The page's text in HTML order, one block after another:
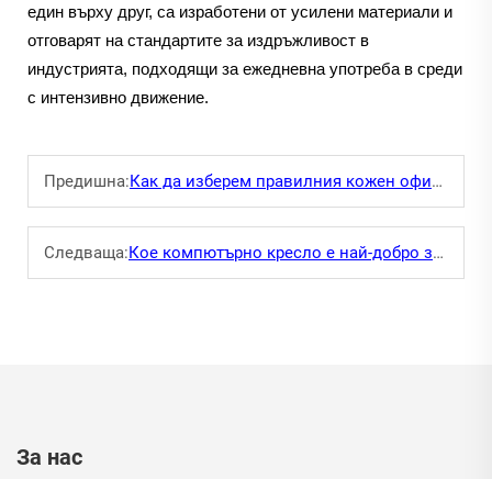
един върху друг, са изработени от усилени материали и
отговарят на стандартите за издръжливост в
индустрията, подходящи за ежедневна употреба в среди
с интензивно движение.
Предишна:Как да изберем правилния кожен офис стол за изпълнителни офиси?
Следваща:Кое компютърно кресло е най-добро за домашен офис: мрежесто или кожено?
За нас